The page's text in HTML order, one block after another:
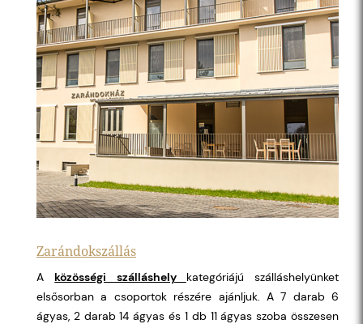
Zarándokszállás
Aközösségi szálláshely kategóriájú szálláshelyünket
elsősorban a csoportok részére ajánljuk. A 7 darab 6
ágyas, 2 darab 14 ágyas és 1 db 11 ágyas szoba összesen